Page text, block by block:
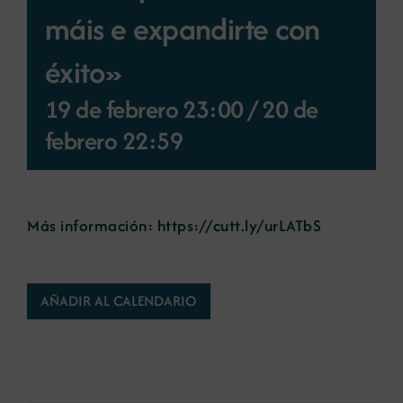
Noticias
Portal de empleo
máis e expandirte con
éxito»
19 de febrero 23:00/20 de
febrero 22:59
Más información: https://cutt.ly/urLATbS
AÑADIR AL CALENDARIO